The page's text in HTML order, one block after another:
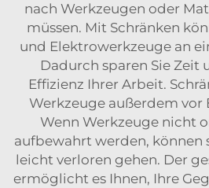
nach Werkzeugen oder
müssen. Mit Schränken
und Elektrowerkzeuge an
Dadurch sparen Sie Zeit
Effizienz Ihrer Arbeit.
Werkzeuge außerdem vor
Wenn Werkzeuge nicht
aufbewahrt werden, können
leicht verloren gehen. Der
ermöglicht es Ihnen, Ihre